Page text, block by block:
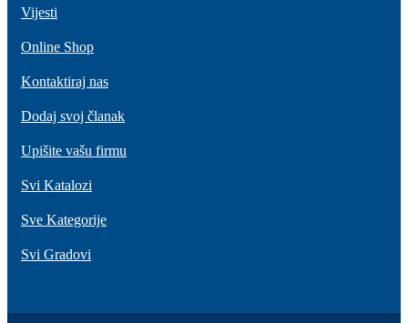
Vijesti
Online Shop
Kontaktiraj nas
Dodaj svoj članak
Upišite vašu firmu
Svi Katalozi
Sve Kategorije
Svi Gradovi